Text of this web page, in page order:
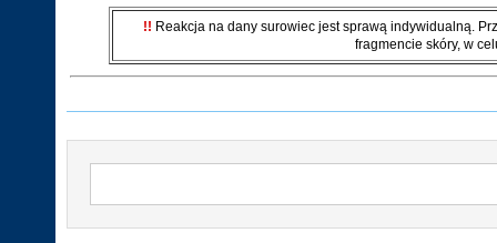
!! Reakcja na dany surowiec jest sprawą indywidualną.
fragmencie skóry, w